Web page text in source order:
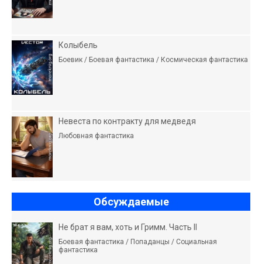
Колыбель
Боевик / Боевая фантастика / Космическая фантастика
Невеста по контракту для медведя
Любовная фантастика
Обсуждаемые
Не брат я вам, хоть и Гримм. Часть II
Боевая фантастика / Попаданцы / Социальная
фантастика